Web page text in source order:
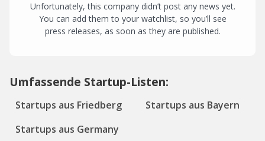
Unfortunately, this company didn’t post any news yet.
You can add them to your watchlist, so you’ll see
press releases, as soon as they are published.
Umfassende Startup-Listen:
Startups aus Friedberg
Startups aus Bayern
Startups aus Germany